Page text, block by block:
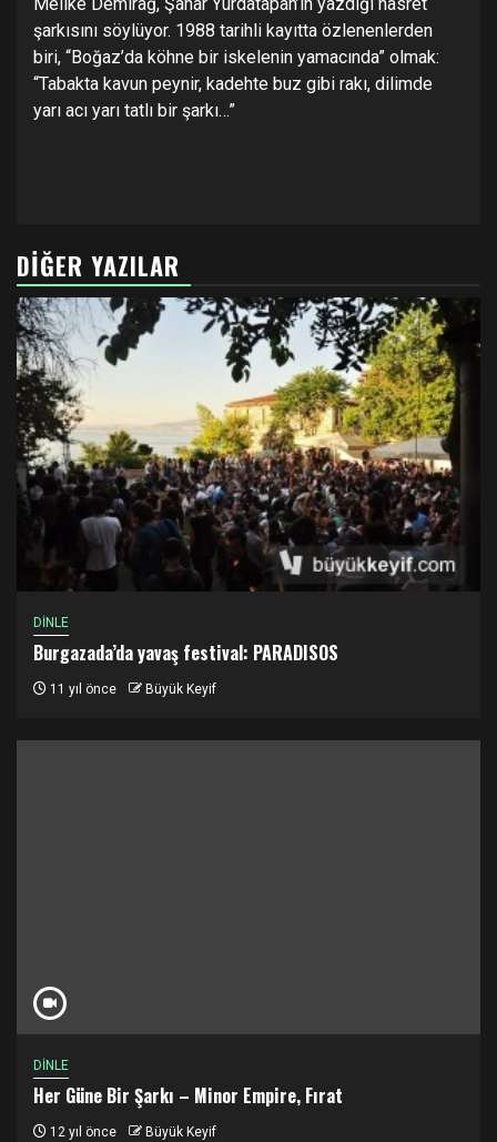
Melike Demirağ, Şanar Yurdatapan’ın yazdığı hasret
şarkısını söylüyor. 1988 tarihli kayıtta özlenenlerden
biri, “Boğaz’da köhne bir iskelenin yamacında” olmak:
“Tabakta kavun peynir, kadehte buz gibi rakı, dilimde
yarı acı yarı tatlı bir şarkı…”
DIĞER YAZILAR
DİNLE
Burgazada’da yavaş festival: PARADISOS
11 yıl önce Büyük Keyif
DİNLE
Her Güne Bir Şarkı – Minor Empire, Fırat
12 yıl önce Büyük Keyif